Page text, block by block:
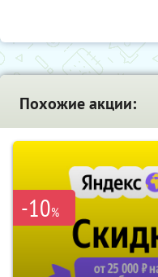
Похожие акции:
-10%